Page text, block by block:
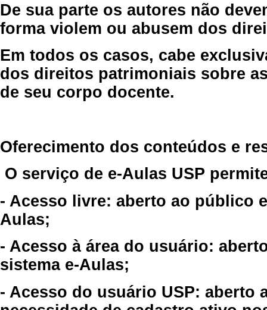
De sua parte os autores não
forma violem ou abusem dos
Em todos os casos, cabe
dos direitos patrimoniais sobre
de seu corpo docente.
Oferecimento dos conteúdos e
O serviço de e-Aulas USP
- Acesso livre: aberto ao público
Aulas;
- Acesso à área do usuário:
sistema e-Aulas;
- Acesso do usuário USP: aberto